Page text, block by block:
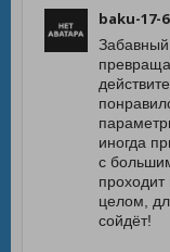
baku-17-
Забавный
иногда
с
проходит
целом,
сойдёт!